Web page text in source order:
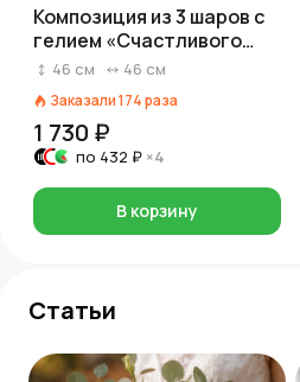
Композиция из 3 шаров с
гелием «Счастливого
Дня Рождения (цветы)»,
46 см 46 см
Заказали174раза
1 730 ₽
по 432 ₽ ×4
В корзину
Статьи